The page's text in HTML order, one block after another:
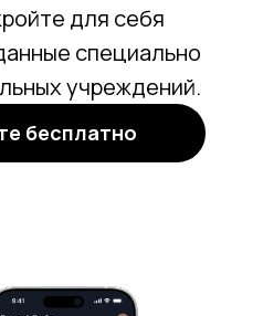
для себя
специально
учреждений.
бесплатно